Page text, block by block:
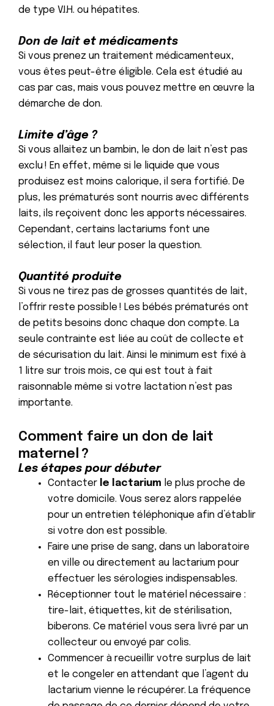
de type V.I.H. ou hépatites.
Don de lait et médicaments
Si vous prenez un traitement médicamenteux,
vous êtes peut-être éligible. Cela est étudié au
cas par cas, mais vous pouvez mettre en œuvre la
démarche de don.
Limite d’âge ?
Si vous allaitez un bambin, le don de lait n’est pas
exclu ! En effet, même si le liquide que vous
produisez est moins calorique, il sera fortifié. De
plus, les prématurés sont nourris avec différents
laits, ils reçoivent donc les apports nécessaires.
Cependant, certains lactariums font une
sélection, il faut leur poser la question.
Quantité produite
Si vous ne tirez pas de grosses quantités de lait,
l’offrir reste possible ! Les bébés prématurés ont
de petits besoins donc chaque don compte. La
seule contrainte est liée au coût de collecte et
de sécurisation du lait. Ainsi le minimum est fixé à
1 litre sur trois mois, ce qui est tout à fait
raisonnable même si votre lactation n’est pas
importante.
Comment faire un don de lait
maternel ?
Les étapes pour débuter
Contacter le lactarium le plus proche de
votre domicile. Vous serez alors rappelée
pour un entretien téléphonique afin d’établir
si votre don est possible.
Faire une prise de sang, dans un laboratoire
en ville ou directement au lactarium pour
effectuer les sérologies indispensables.
Réceptionner tout le matériel nécessaire :
tire-lait, étiquettes, kit de stérilisation,
biberons. Ce matériel vous sera livré par un
collecteur ou envoyé par colis.
Commencer à recueillir votre surplus de lait
et le congeler en attendant que l’agent du
lactarium vienne le récupérer. La fréquence